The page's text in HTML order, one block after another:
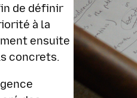
de définir
à la
ensuite
concrets.